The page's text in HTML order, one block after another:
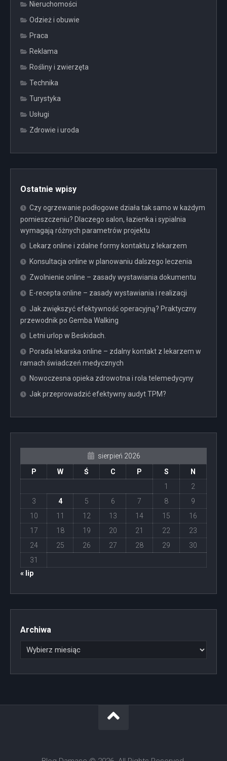
Nieruchomości
Odzież i obuwie
Praca
Reklama
Rośliny i zwierzęta
Technika
Turystyka
Usługi
Zdrowie i uroda
Ostatnie wpisy
Czy ogrzewanie podłogowe działa tak samo w każdym
pomieszczeniu? Dlaczego salon, łazienka i sypialnia
wymagają różnych parametrów projektu
Lekarz online i zdalne formy kontaktu z lekarzem
Konsultacja online w planowaniu dalszego leczenia
Zwolnienie online – zasady wystawiania dokumentu
E-recepta online – zasady wystawiania i realizacji
Jak zwiększyć efektywność operacyjną? Praktyczny
przewodnik po Gemba Walking
Letni urlop w Beskidach.
Porada lekarska online – zdalny kontakt z lekarzem w
ramach świadczeń medycznych
Nowoczesna opieka zdrowotna i rola telemedycyny
Jak przeprowadzić efektywny audyt TPM?
sierpień 2026
P
W Ś C P S
N
1
2
3
4 5 6 7 8
9
10
11 12 13 14 15
16
17
18 19 20 21 22
23
24
25 26 27 28 29
30
31
« lip
Archiwa